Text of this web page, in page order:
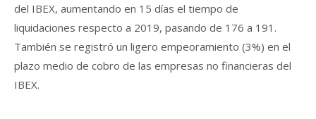
del IBEX, aumentando en 15 días el tiempo de
liquidaciones respecto a 2019, pasando de 176 a 191.
También se registró un ligero empeoramiento (3%) en el
plazo medio de cobro de las empresas no financieras del
IBEX.